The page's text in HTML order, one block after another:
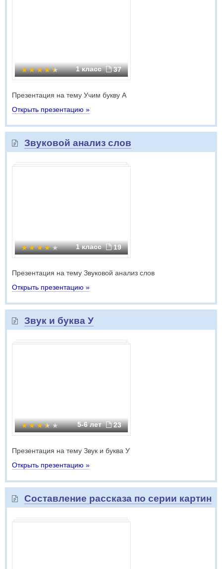
1 класс 37
Презентация на тему Учим букву А
Открыть презентацию »
Звуковой анализ слов
1 класс 19
Презентация на тему Звуковой анализ слов
Открыть презентацию »
Звук и буква У
5-6 лет 23
Презентация на тему Звук и буква У
Открыть презентацию »
Составление рассказа по серии картин